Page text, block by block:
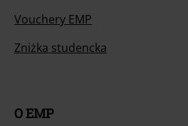
Vouchery EMP
Zniżka studencka
O EMP